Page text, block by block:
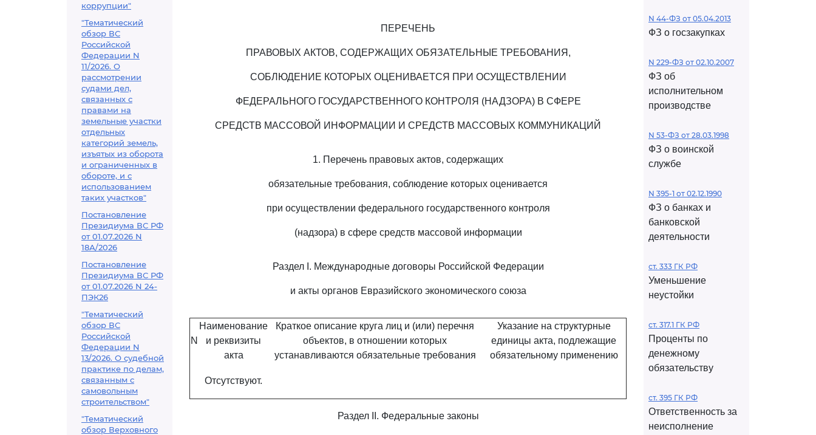
коррупции"
"Тематический
обзор ВС
Российской
Федерации N
11/2026. О
рассмотрении
судами дел,
связанных с
правами на
земельные участки
отдельных
категорий земель,
изъятых из оборота
и ограниченных в
обороте, и с
использованием
таких участков"
Постановление
Президиума ВС РФ
от 01.07.2026 N
18А/2026
Постановление
Президиума ВС РФ
от 01.07.2026 N 24-
ПЭК26
"Тематический
обзор ВС
Российской
Федерации N
13/2026. О судебной
практике по делам,
связанным с
самовольным
строительством"
"Тематический
обзор Верховного
ПЕРЕЧЕНЬ
ПРАВОВЫХ АКТОВ, СОДЕРЖАЩИХ ОБЯЗАТЕЛЬНЫЕ ТРЕБОВАНИЯ,
СОБЛЮДЕНИЕ КОТОРЫХ ОЦЕНИВАЕТСЯ ПРИ ОСУЩЕСТВЛЕНИИ
ФЕДЕРАЛЬНОГО ГОСУДАРСТВЕННОГО КОНТРОЛЯ (НАДЗОРА) В СФЕРЕ
СРЕДСТВ МАССОВОЙ ИНФОРМАЦИИ И СРЕДСТВ МАССОВЫХ КОММУНИКАЦИЙ
1. Перечень правовых актов, содержащих
обязательные требования, соблюдение которых оценивается
при осуществлении федерального государственного контроля
(надзора) в сфере средств массовой информации
Раздел I. Международные договоры Российской Федерации
и акты органов Евразийского экономического союза
N
Наименование
и реквизиты
акта
Краткое описание круга лиц и (или) перечня
объектов, в отношении которых
устанавливаются обязательные требования
Указание на структурные
единицы акта, подлежащие
обязательному применению
Отсутствуют.
Раздел II. Федеральные законы
N 44-ФЗ от 05.04.2013
ФЗ о госзакупках
N 229-ФЗ от 02.10.2007
ФЗ об
исполнительном
производстве
N 53-ФЗ от 28.03.1998
ФЗ о воинской
службе
N 395-1 от 02.12.1990
ФЗ о банках и
банковской
деятельности
ст. 333 ГК РФ
Уменьшение
неустойки
ст. 317.1 ГК РФ
Проценты по
денежному
обязательству
ст. 395 ГК РФ
Ответственность за
неисполнение